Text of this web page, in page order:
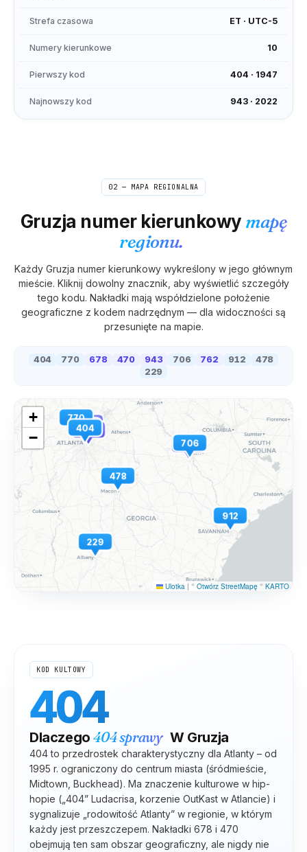
Strefa czasowa ET · UTC-5
Numery kierunkowe 10
Pierwszy kod 404 · 1947
Najnowszy kod 943 · 2022
02 — MAPA REGIONALNA
Gruzja numer kierunkowy mapę
regionu.
Każdy Gruzja numer kierunkowy wykreślony w jego głównym
mieście. Kliknij dowolny znacznik, aby wyświetlić szczegóły
tego kodu. Nakładki mają współdzielone położenie
geograficzne z kodem nadrzędnym — dla widoczności są
przesunięte na mapie.
404 770 678 470 943 706 762 912
478
229
404
770
678
470
943
706
762
912
478
229
+
−
Ulotka | © Otwórz StreetMapę © KARTO
KOD KULTOWY
404
Dlaczego404sprawy W Gruzja
404 to przedrostek charakterystyczny dla Atlanty – od
1995 r. ograniczony do centrum miasta (śródmieście,
Midtown, Buckhead). Ma znaczenie kulturowe w hip-
hopie („404” Ludacrisa, korzenie OutKast w Atlancie) i
sygnalizuje „rodowitość Atlanty” w regionie, w którym
każdy jest przeszczepem. Nakładki 678 i 470
obejmują ten sam obszar geograficzny, ale nigdy nie